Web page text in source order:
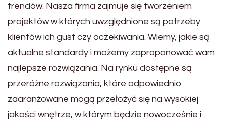
trendów. Nasza firma zajmuje się tworzeniem
projektów w których uwzględnione są potrzeby
klientów ich gust czy oczekiwania. Wiemy, jakie są
aktualne standardy i możemy zaproponować wam
najlepsze rozwiązania. Na rynku dostępne są
przeróżne rozwiązania, które odpowiednio
zaaranżowane mogą przełożyć się na wysokiej
jakości wnętrze, w którym będzie nowocześnie i